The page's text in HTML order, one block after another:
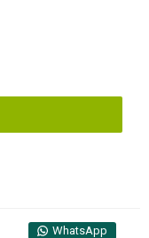
WhatsApp